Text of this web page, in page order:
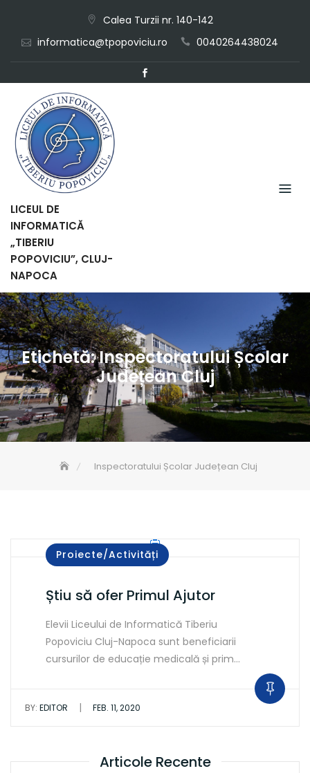
content
Calea Turzii nr. 140-142
informatica@tpopoviciu.ro
0040264438024
LICEUL DE
INFORMATICĂ
„TIBERIU
POPOVICIU”, CLUJ-
NAPOCA
Etichetă:Inspectoratului Școlar
Județean Cluj
Inspectoratului Școlar Județean Cluj
Proiecte/Activități
Știu să ofer Primul Ajutor
Elevii Liceului de Informatică Tiberiu
Popoviciu Cluj-Napoca sunt beneficiarii
cursurilor de educație medicală și prim…
BY: EDITOR | FEB. 11, 2020
Articole Recente